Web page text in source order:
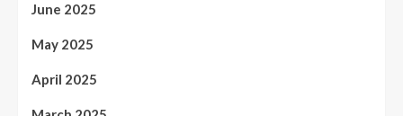
June 2025
May 2025
April 2025